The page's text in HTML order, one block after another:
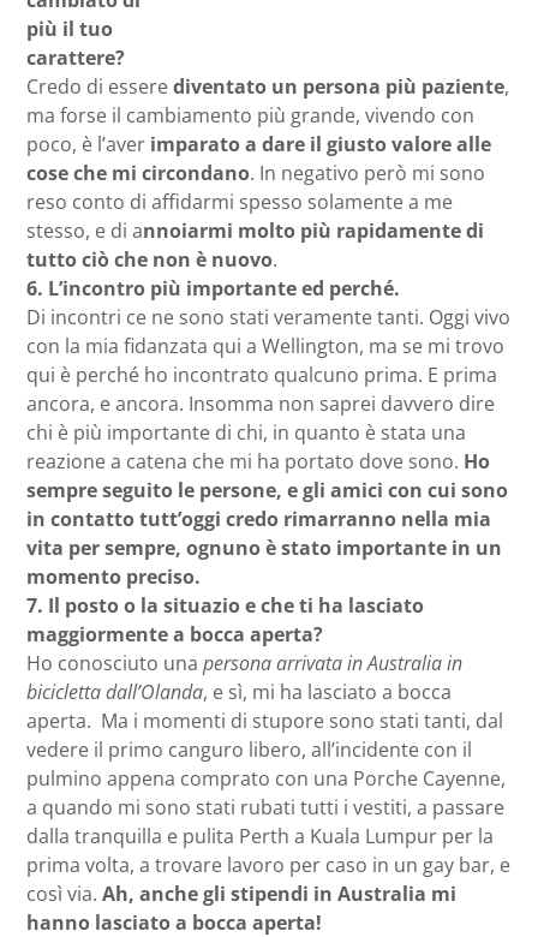
più il tuo
carattere?
Credo di esserediventato un persona più paziente,
ma forse il cambiamento più grande, vivendo con
poco, è l’aver imparato a dare il giusto valore alle
cose che mi circondano. In negativo però mi sono
reso conto di affidarmi spesso solamente a me
stesso, e di annoiarmi molto più rapidamente di
tutto ciò che non è nuovo.
6. L’incontro più importante ed perché.
Di incontri ce ne sono stati veramente tanti. Oggi vivo
con la mia fidanzata qui a Wellington, ma se mi trovo
qui è perché ho incontrato qualcuno prima. E prima
ancora, e ancora. Insomma non saprei davvero dire
chi è più importante di chi, in quanto è stata una
reazione a catena che mi ha portato dove sono. Ho
sempre seguito le persone, e gli amici con cui sono
in contatto tutt’oggi credo rimarranno nella mia
vita per sempre, ognuno è stato importante in un
momento preciso.
7. Il posto o la situazio e che ti ha lasciato
maggiormente a bocca aperta?
Ho conosciuto una persona arrivata in Australia in
bicicletta dall’Olanda, e sì, mi ha lasciato a bocca
aperta. Ma i momenti di stupore sono stati tanti, dal
vedere il primo canguro libero, all’incidente con il
pulmino appena comprato con una Porche Cayenne,
a quando mi sono stati rubati tutti i vestiti, a passare
dalla tranquilla e pulita Perth a Kuala Lumpur per la
prima volta, a trovare lavoro per caso in un gay bar, e
così via. Ah, anche gli stipendi in Australia mi
hanno lasciato a bocca aperta!